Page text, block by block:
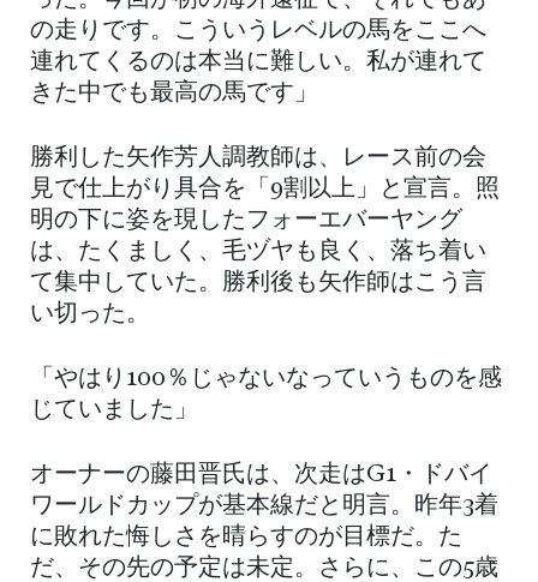
の走りです。こういうレベルの馬をここへ
連れてくるのは本当に難しい。私が連れて
きた中でも最高の馬です」
勝利した矢作芳人調教師は、レース前の会
見で仕上がり具合を「9割以上」と宣言。照
明の下に姿を現したフォーエバーヤング
は、たくましく、毛ヅヤも良く、落ち着い
て集中していた。勝利後も矢作師はこう言
い切った。
「やはり100％じゃないなっていうものを感
じていました」
オーナーの藤田晋氏は、次走はG1・ドバイ
ワールドカップが基本線だと明言。昨年3着
に敗れた悔しさを晴らすのが目標だ。た
だ、その先の予定は未定。さらに、この5歳